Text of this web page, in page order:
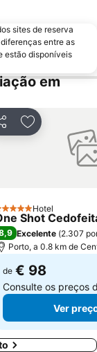
Braga - Estádio AXA
de Ferro de Braga
sites de reserva
entre as
estão disponíveis
em
Adicionar
EstrelasHotel
Shot
Excelente (2.307
Porto, a 0.8 km de
de € 98
Consulte os preços
Ver